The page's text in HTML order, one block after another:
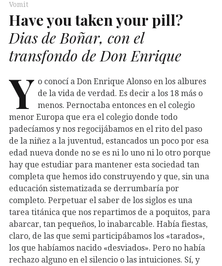
Vomit
Have you taken your pill?
Dias de Boñar, con el
transfondo de Don Enrique
Y o conocí a Don Enrique Alonso en los albures
de la vida de verdad. Es decir a los 18 más o
menos. Pernoctaba entonces en el colegio
menor Europa que era el colegio donde todo
padecíamos y nos regocijábamos en el rito del paso
de la niñez a la juventud, estancados un poco por esa
edad nueva donde no se es ni lo uno ni lo otro porque
hay que estudiar para mantener esta sociedad tan
completa que hemos ido construyendo y que, sin una
educación sistematizada se derrumbaría por
completo. Perpetuar el saber de los siglos es una
tarea titánica que nos repartimos de a poquitos, para
abarcar, tan pequeños, lo inabarcable. Había fiestas,
claro, de las que semi participábamos los «tarados»,
los que habíamos nacido «desviados». Pero no había
rechazo alguno en el silencio o las intuiciones. Sí, y